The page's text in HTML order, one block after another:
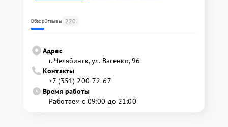
ОбзорОтзывы 220
Адрес
г. Челябинск, ул. Васенко, 96
Контакты
+7 (351) 200-72-67
Время работы
Работаем с 09:00 до 21:00